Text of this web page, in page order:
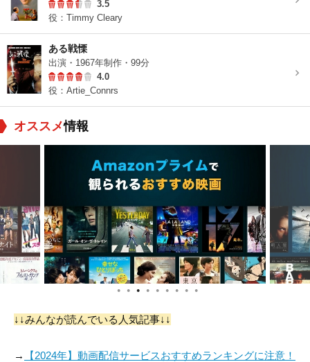
3.5
役：Timmy Cleary
ある戦慄
出演・1967年制作・99分
4.0
役：Artie_Connrs
オススメ情報
● ● ● ● ● ● ● ● ●
↓↓みんなが読んでいる人気記事↓↓
→
【2024年】動画配信サービスおすすめランキングに注意！